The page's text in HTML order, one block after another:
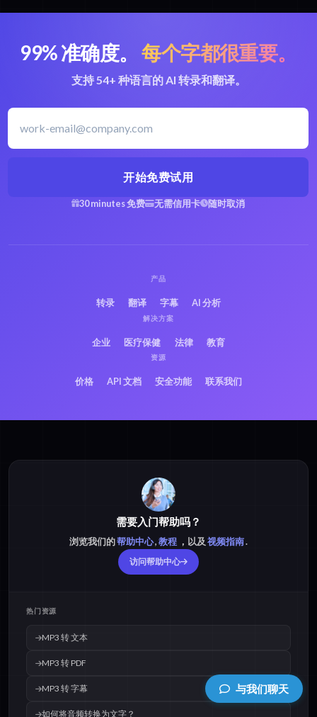
99% 准确度。 每个字都很重要。
支持 54+ 种语言的 AI 转录和翻译。
开始免费试用
30 minutes 免费 无需信用卡 随时取消
产品
转录 翻译 字幕 AI 分析
解决方案
企业 医疗保健 法律 教育
资源
价格 API 文档 安全功能 联系我们
需要入门帮助吗？
浏览我们的帮助中心,教程 ，以及视频指南.
访问帮助中心
热门资源
MP3 转 文本
MP3 转 PDF
MP3 转 字幕
如何将音频转换为文字？
与我们聊天